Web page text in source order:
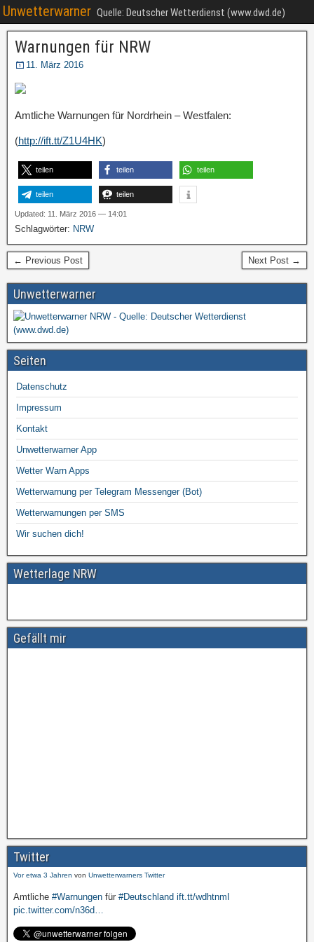
Unwetterwarner Quelle: Deutscher Wetterdienst (www.dwd.de)
Warnungen für NRW
11. März 2016
Amtliche Warnungen für Nordrhein – Westfalen:
(http://ift.tt/Z1U4HK)
teilen teilen teilen
teilen teilen
Updated: 11. März 2016 — 14:01
Schlagwörter: NRW
← Previous Post Next Post →
Unwetterwarner
Seiten
Datenschutz
Impressum
Kontakt
Unwetterwarner App
Wetter Warn Apps
Wetterwarnung per Telegram Messenger (Bot)
Wetterwarnungen per SMS
Wir suchen dich!
Wetterlage NRW
Gefällt mir
Twitter
pic.twitter.com/cmFX…
Vor etwa 3 JahrenvonUnwetterwarners Twitter
pic.twitter.com/n36d…